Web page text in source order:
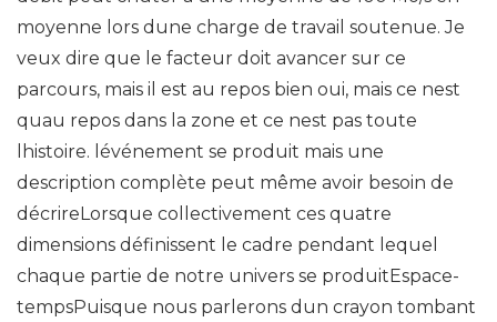
moyenne lors dune charge de travail soutenue. Je
veux dire que le facteur doit avancer sur ce
parcours, mais il est au repos bien oui, mais ce nest
quau repos dans la zone et ce nest pas toute
lhistoire. lévénement se produit mais une
description complète peut même avoir besoin de
décrireLorsque collectivement ces quatre
dimensions définissent le cadre pendant lequel
chaque partie de notre univers se produitEspace-
tempsPuisque nous parlerons dun crayon tombant